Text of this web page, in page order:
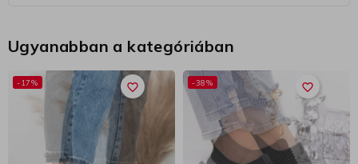
Ugyanabban a kategóriában
favorite_border
-17% favorite_border
-38%